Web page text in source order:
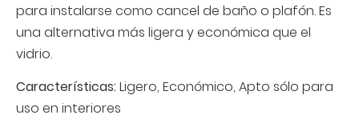
para instalarse como cancel de baño o plafón. Es
una alternativa más ligera y económica que el
vidrio.
Características:Ligero, Económico, Apto sólo para
uso en interiores